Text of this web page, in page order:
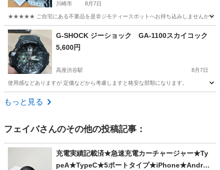
川崎市 8月7日
★★★★★ ご自宅にある不要品を是非ジモティースポットへお持ち込みしませんか？
神奈川 川崎市 現地
G-SHOCK ジーショック GA-1100スカイコック
5,600円
高座渋谷駅 8月7日
使用感などありますが 定価などから考慮しますと格安な部類になります。
神奈川 大和市
もっと見る
フェイバさんのその他の投稿記事：
充電実績記載済★急速充電カーチャージャー★Ty
peA★TypeC★5ポートタイプ★iPhone★Androi